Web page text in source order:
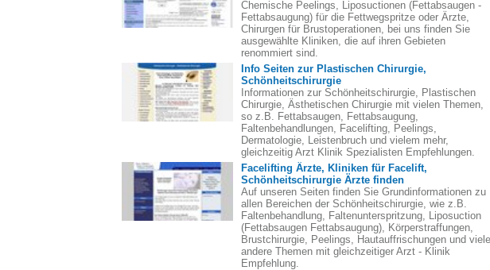
Chemische Peelings, Liposuctionen (Fettabsaugen -
Fettabsaugung) für die Fettwegspritze oder Ärzte,
Chirurgen für Brustoperationen, bei uns finden Sie
ausgewählte Kliniken, die auf ihren Gebieten
renommiert sind.
Info Seiten zur Plastischen Chirurgie,
Schönheitschirurgie
Informationen zur Schönheitschirurgie, Plastischen
Chirurgie, Ästhetischen Chirurgie mit vielen Themen,
so z.B. Fettabsaugen, Fettabsaugung,
Faltenbehandlungen, Facelifting, Peelings,
Dermatologie, Leistenbruch und vielem mehr,
gleichzeitig Arzt Klinik Spezialisten Empfehlungen.
Facelifting Ärzte, Kliniken für Facelift,
Schönheitschirurgie Ärzte finden
Auf unseren Seiten finden Sie Grundinformationen zu
allen Bereichen der Schönheitschirurgie, wie z.B.
Faltenbehandlung, Faltenunterspritzung, Liposuction
(Fettabsaugen Fettabsaugung), Körperstraffungen,
Brustchirurgie, Peelings, Hautauffrischungen und viele
andere Themen mit gleichzeitiger Arzt - Klinik
Empfehlung.